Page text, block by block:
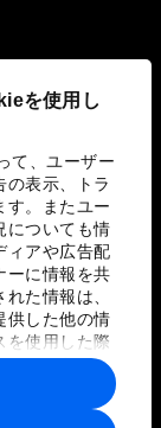
を使用し
て、ユーザー
の表示、トラ
す。またユー
についても情
ィアや広告配
ーに情報を共
た情報は、
供した他の情
を使用した際
され、各パー
がありま
約